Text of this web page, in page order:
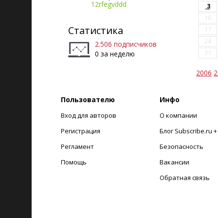
12rfegvddd
Статистика
2.506 подписчиков
0 за неделю
3
10
17
24
31
2006
Пользователю
Вход для авторов
Регистрация
Регламент
Помощь
Инфо
О компании
Блог Subscribe.ru +
Безопасность
Вакансии
Обратная связь